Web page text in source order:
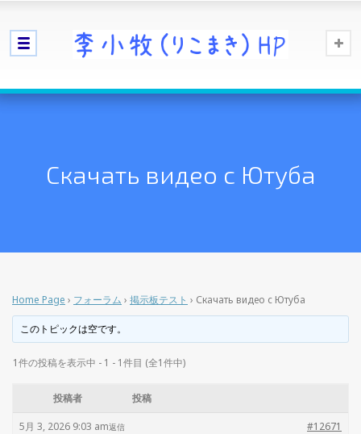
Скачать видео с Ютуба
Home Page › フォーラム › 掲示板テスト › Скачать видео с Ютуба
このトピックは空です。
1件の投稿を表示中 - 1 - 1件目 (全1件中)
投稿者 投稿
5月 3, 2026 9:03 am #12671
返信